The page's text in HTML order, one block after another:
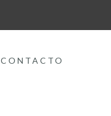
CONTACTO